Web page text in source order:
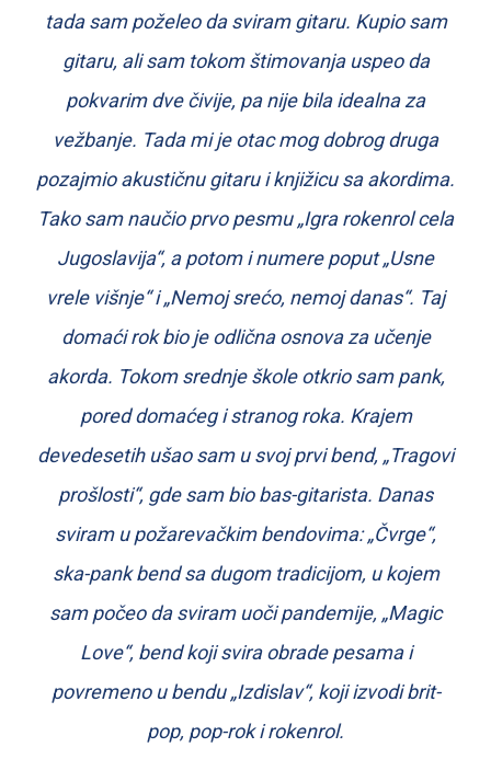
tada sam poželeo da sviram gitaru. Kupio sam
gitaru, ali sam tokom štimovanja uspeo da
pokvarim dve čivije, pa nije bila idealna za
vežbanje. Tada mi je otac mog dobrog druga
pozajmio akustičnu gitaru i knjižicu sa akordima.
Tako sam naučio prvo pesmu „Igra rokenrol cela
Jugoslavija“, a potom i numere poput „Usne
vrele višnje“ i „Nemoj srećo, nemoj danas“. Taj
domaći rok bio je odlična osnova za učenje
akorda. Tokom srednje škole otkrio sam pank,
pored domaćeg i stranog roka. Krajem
devedesetih ušao sam u svoj prvi bend, „Tragovi
prošlosti“, gde sam bio bas-gitarista. Danas
sviram u požarevačkim bendovima: „Čvrge“,
ska-pank bend sa dugom tradicijom, u kojem
sam počeo da sviram uoči pandemije, „Magic
Love“, bend koji svira obrade pesama i
povremeno u bendu „Izdislav“, koji izvodi brit-
pop, pop-rok i rokenrol.